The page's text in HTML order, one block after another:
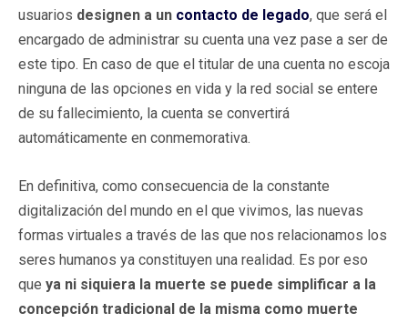
usuarios designen a un contacto de legado, que será el
encargado de administrar su cuenta una vez pase a ser de
este tipo. En caso de que el titular de una cuenta no escoja
ninguna de las opciones en vida y la red social se entere
de su fallecimiento, la cuenta se convertirá
automáticamente en conmemorativa.
En definitiva, como consecuencia de la constante
digitalización del mundo en el que vivimos, las nuevas
formas virtuales a través de las que nos relacionamos los
seres humanos ya constituyen una realidad. Es por eso
que ya ni siquiera la muerte se puede simplificar a la
concepción tradicional de la misma como muerte